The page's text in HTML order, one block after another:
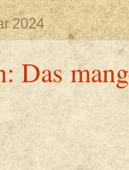
2024
Das